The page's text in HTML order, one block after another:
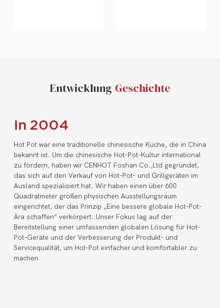
Entwicklung Geschichte
In 2004
Hot Pot war eine traditionelle chinesische Küche, die in China
bekannt ist. Um die chinesische Hot-Pot-Kultur international
zu fördern, haben wir CENHOT Foshan Co.,Ltd gegründet,
das sich auf den Verkauf von Hot-Pot- und Grillgeräten im
Ausland spezialisiert hat. Wir haben einen über 600
Quadratmeter großen physischen Ausstellungsraum
eingerichtet, der das Prinzip „Eine bessere globale Hot-Pot-
Ära schaffen“ verkörpert. Unser Fokus lag auf der
Bereitstellung einer umfassenden globalen Lösung für Hot-
Pot-Geräte und der Verbesserung der Produkt- und
Servicequalität, um Hot-Pot einfacher und komfortabler zu
machen